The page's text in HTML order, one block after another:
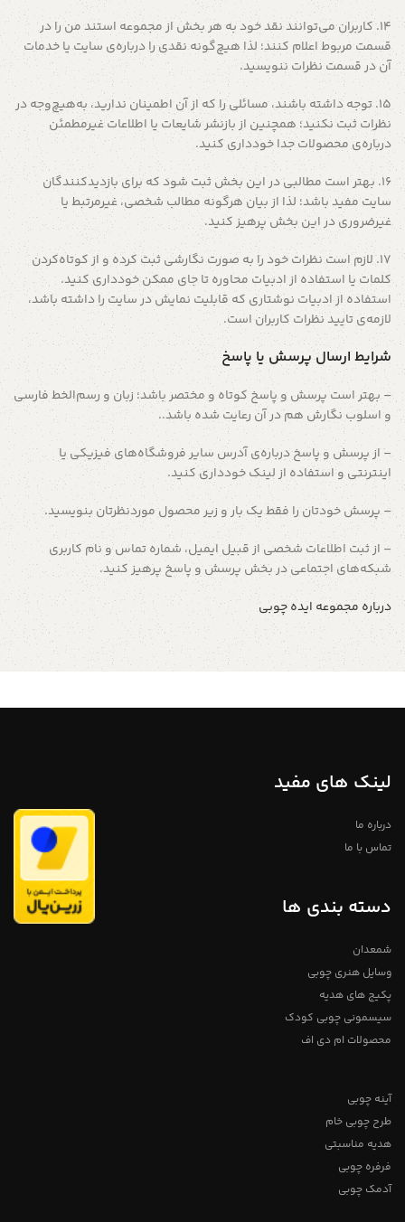
14. کاربران می‌توانند نقد خود به هر بخش از مجموعه استند من را در
قسمت مربوط اعلام کنند؛ لذا هیچ‌گونه نقدی را درباره‌ی سایت یا خدمات
آن در قسمت نظرات ننویسید.
۱5. توجه داشته باشند، مسائلی را که از آن اطمینان ندارید، به‌هیچ‌وجه در
نظرات ثبت نکنید؛ همچنین از بازنشر شایعات یا اطلاعات غیرمطمئن
درباره‌ی محصولات جدا خودداری کنید.
۱6. بهتر است مطالبی در این بخش ثبت شود که برای بازدیدکنندگان
سایت مفید باشد؛ لذا از بیان هرگونه مطالب شخصی، غیرمرتبط یا
غیرضروری در این بخش پرهیز کنید.
۱7. لازم است نظرات خود را به صورت نگارشی ثبت کرده و از کوتاه‌کردن
کلمات یا استفاده از ادبیات محاوره تا جای ممکن خودداری کنید.
استفاده از ادبیات نوشتاری که قابلیت نمایش در سایت را داشته باشد،
لازمه‌ی تایید نظرات کاربران است.
شرایط ارسال پرسش یا پاسخ
– بهتر است پرسش و پاسخ کوتاه و مختصر باشد؛ زبان و رسم‌الخط فارسی
و اسلوب نگارش هم در آن رعایت شده باشد..
– از پرسش و پاسخ درباره‌ی آدرس سایر فروشگاه‌های فیزیکی یا
اینترنتی و استفاده از لینک خودداری کنید.
– پرسش خودتان را فقط یک بار و زیر محصول موردنظرتان بنویسید.
– از ثبت اطلاعات شخصی از قبیل ایمیل، شماره تماس و نام کاربری
شبکه‌های اجتماعی در بخش پرسش و پاسخ پرهیز کنید.
درباره مجموعه ایده چوبی
لینک های مفید
درباره ما
تماس با ما
دسته بندی ها
شمعدان
وسایل هنری چوبی
پکیج های هدیه
سیسمونی چوبی کودک
محصولات ام دی اف
آینه چوبی
طرح چوبی خام
هدیه مناسبتی
فرفره چوبی
آدمک چوبی